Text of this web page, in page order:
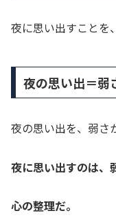
夜に思い出すことを
夜の思い出＝
夜の思い出を、弱さ
夜に思い出すのは、
心の整理だ。